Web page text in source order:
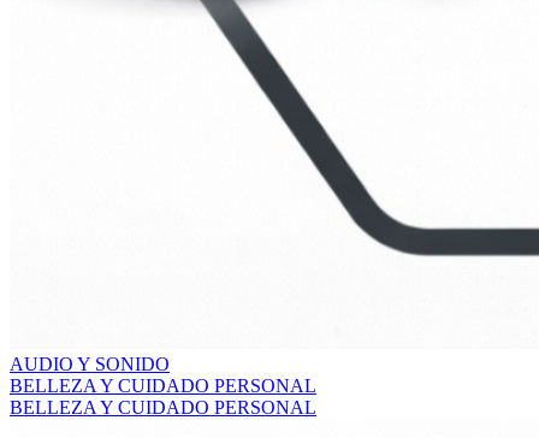
AUDIO Y SONIDO
BELLEZA Y CUIDADO PERSONAL
BELLEZA Y CUIDADO PERSONAL